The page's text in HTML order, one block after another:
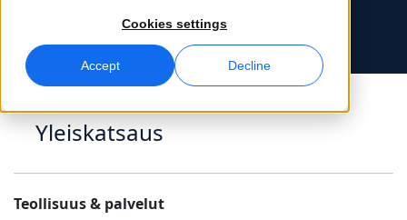
Cookies settings
Accept Decline
Konsultointi ja ulkoistus
Transkriptio
Muunna ääni toiminnaksi
AI-tulkkaus
AI-jälkiäänitys
Tehokasta jälkiäänitystä laajassa mittakaavassa
On-demand-webinaarit
Toimipisteet
Urat
Yleiskatsaus
Teollisuus & palvelut